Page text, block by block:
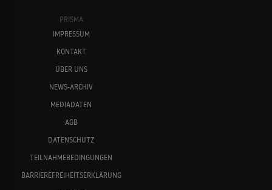
PRISMA
IMPRESSUM
KONTAKT
ÜBER UNS
NEWS-ARCHIV
MEDIADATEN
AGB
DATENSCHUTZ
TEILNAHMEBEDINGUNGEN
BARRIEREFREIHEITSERKLÄRUNG